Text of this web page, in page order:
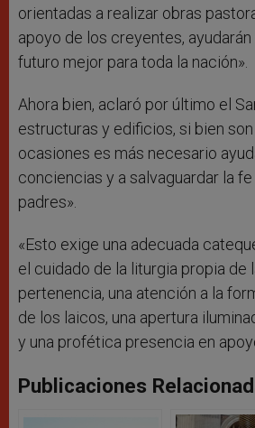
orientadas a realizar obras
apoyo de los creyentes, ayudarán
futuro mejor para toda la nación».
Ahora bien, aclaró por último el
estructuras y edificios, si bien
ocasiones es más necesario
conciencias y a salvaguardar la
padres».
«Esto exige una adecuada
el cuidado de la liturgia propia de
pertenencia, una atención a la
de los laicos, una apertura
y una profética presencia en
Publicaciones